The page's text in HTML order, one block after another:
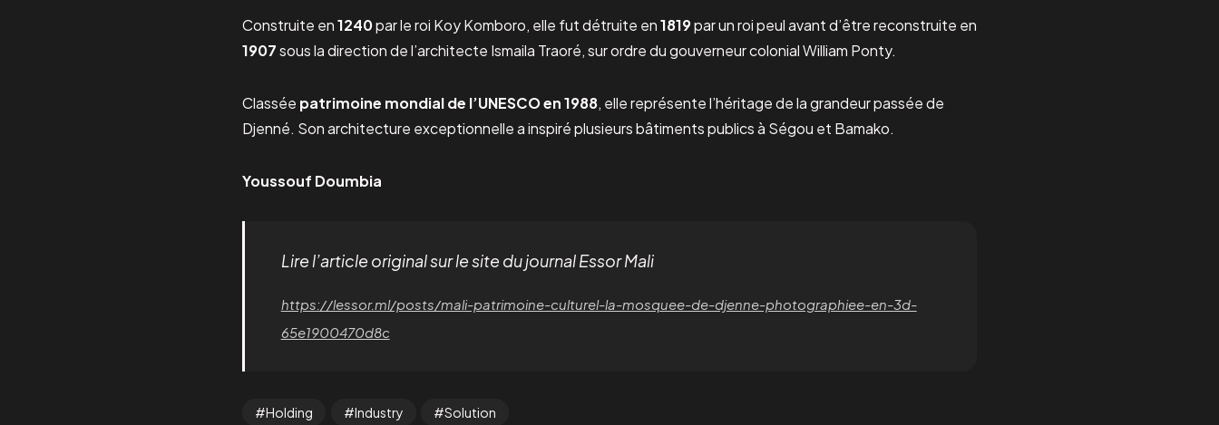
Construite en1240par le roi Koy Komboro, elle fut détruite en1819par un roi peul avant d’être reconstruite en
1907sous la direction de l’architecte Ismaila Traoré, sur ordre du gouverneur colonial William Ponty.
Classée patrimoine mondial de l’UNESCO en 1988, elle représente l’héritage de la grandeur passée de
Djenné. Son architecture exceptionnelle a inspiré plusieurs bâtiments publics à Ségou et Bamako.
Youssouf Doumbia
Lire l’article original sur le site du journal Essor Mali
https://lessor.ml/posts/mali-patrimoine-culturel-la-mosquee-de-djenne-photographiee-en-3d-
65e1900470d8c
Holding Industry Solution